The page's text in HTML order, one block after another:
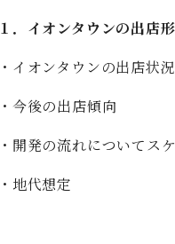
１．イオンタウンの出店
・イオンタウンの出店状況
・今後の出店傾向
・開発の流れについてス
・地代想定